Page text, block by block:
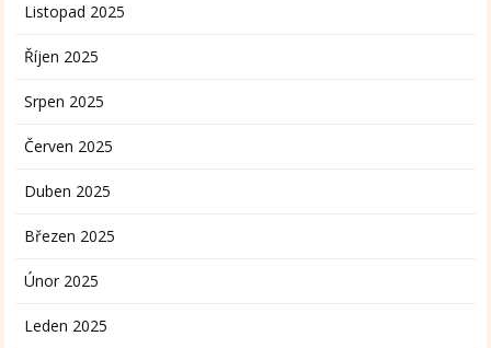
Listopad 2025
Říjen 2025
Srpen 2025
Červen 2025
Duben 2025
Březen 2025
Únor 2025
Leden 2025